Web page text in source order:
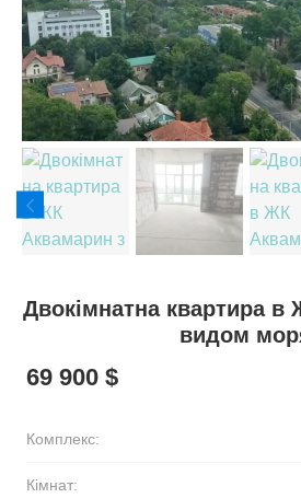
Двокімнатна квартира
видом
69 900 $
Комплекс:
Кімнат: